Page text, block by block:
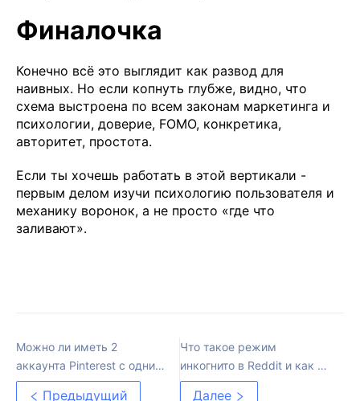
Финалочка
Конечно всё это выглядит как развод для
наивных. Но если копнуть глубже, видно, что
схема выстроена по всем законам маркетинга и
психологии, доверие, FOMO, конкретика,
авторитет, простота.
Если ты хочешь работать в этой вертикали -
первым делом изучи психологию пользователя и
механику воронок, а не просто «где что
заливают».
Можно ли иметь 2
аккаунта Pinterest с одним
и тем же email?
Предыдущий
Что такое режим
инкогнито в Reddit и как он
работает
Далее